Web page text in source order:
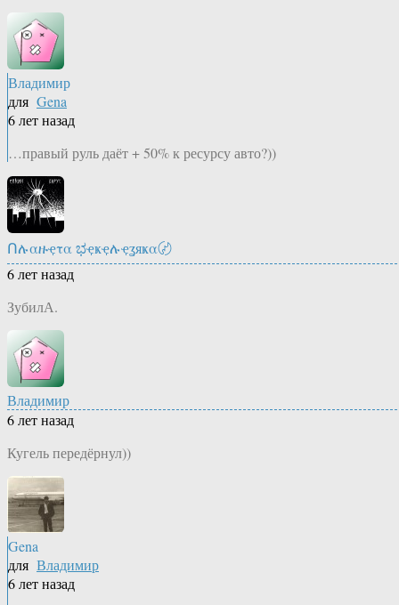
Владимир
для Gena
6 лет назад
…правый руль даёт + 50% к ресурсу авто?))
Ոሉαዙҿτα ಭҿҝҿሉҿʓяҝα〄
6 лет назад
ЗубилА.
Владимир
6 лет назад
Кугель передёрнул))
Gena
для Владимир
6 лет назад